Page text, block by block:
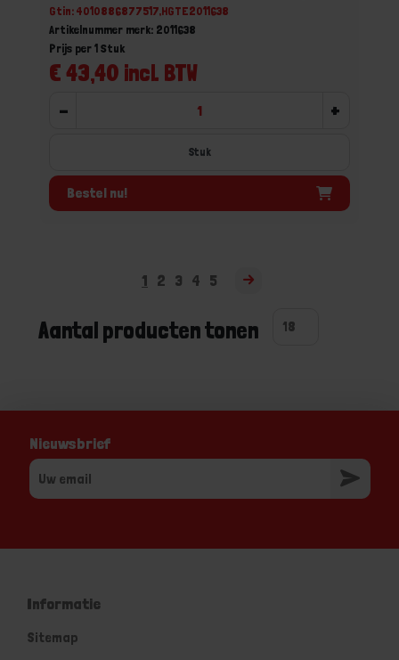
Gtin: 4010886877517,HGTE2011638
Artikelnummer merk: 2011638
€ 43,40 incl. BTW
Prijs per 1 Stuk
- +
Stuk
Bestel nu!
1 2 3 4 5
Aantal producten tonen
Nieuwsbrief
Informatie
Sitemap